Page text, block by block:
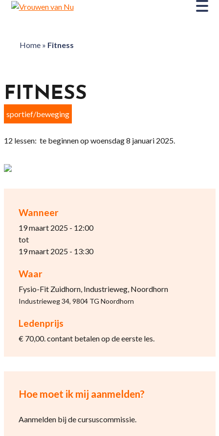
Home» Fitness
Wanneer
19 maart 2025 - 12:00
tot
19 maart 2025 - 13:30
Waar
Fysio-Fit Zuidhorn, Industrieweg, Noordhorn
Industrieweg 34, 9804 TG Noordhorn
Ledenprijs
€ 70,00. contant betalen op de eerste les.
Hoe moet ik mij aanmelden?
Aanmelden bij de cursuscommissie.
FITNESS
sportief/beweging
12 lessen: te beginnen op woensdag 8 januari 2025.